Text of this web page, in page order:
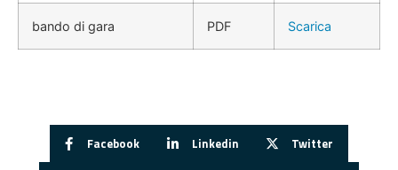
bando di gara PDF Scarica
Facebook Linkedin Twitter